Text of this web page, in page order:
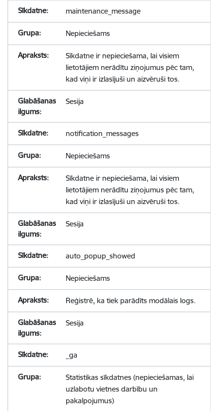
maintenance_message
Nepieciešams
Sīkdatne ir nepieciešama, lai visiem
lietotājiem nerādītu ziņojumus pēc tam,
kad viņi ir izlasījuši un aizvēruši tos.
Sesija
notification_messages
Nepieciešams
Sīkdatne ir nepieciešama, lai visiem
lietotājiem nerādītu ziņojumus pēc tam,
kad viņi ir izlasījuši un aizvēruši tos.
Sesija
auto_popup_showed
Nepieciešams
Reģistrē, ka tiek parādīts modālais logs.
Sesija
_ga
Statistikas sīkdatnes (nepieciešamas, lai
uzlabotu vietnes darbību un
pakalpojumus)